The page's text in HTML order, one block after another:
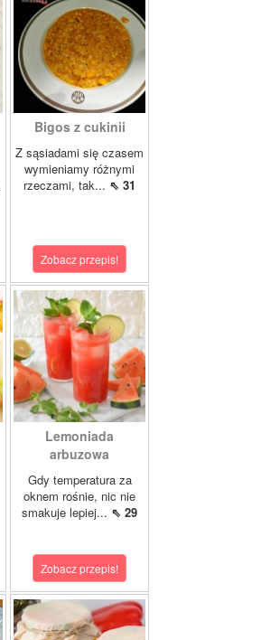
Bigos z cukinii
Z sąsiadami się czasem
wymieniamy różnymi
rzeczami, tak... ⇖ 31
Zobacz przepis!
Lemoniada
arbuzowa
Gdy temperatura za
oknem rośnie, nic nie
smakuje lepiej... ⇖ 29
Zobacz przepis!